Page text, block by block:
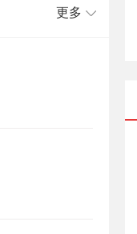
更多